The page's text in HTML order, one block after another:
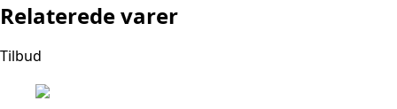
Relaterede varer
Tilbud